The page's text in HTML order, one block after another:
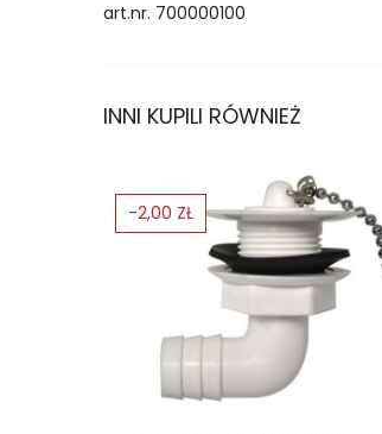
art.nr. 700000100
INNI KUPILI RÓWNIEŻ
-2,00 ZŁ